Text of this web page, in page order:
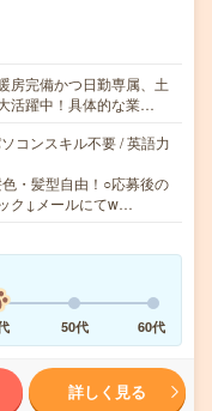
房完備かつ日勤専属、土
活躍中！具体的な業…
コンスキル不要 / 英語力
・髪型自由！○応募後の
ク↓メールにてw…
50代 60代
詳しく見る